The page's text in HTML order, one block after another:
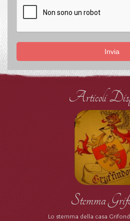
Invia
Articoli
Stemma
Lo stemma della casa